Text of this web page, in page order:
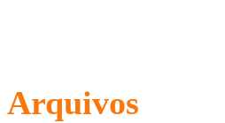
Arquivos